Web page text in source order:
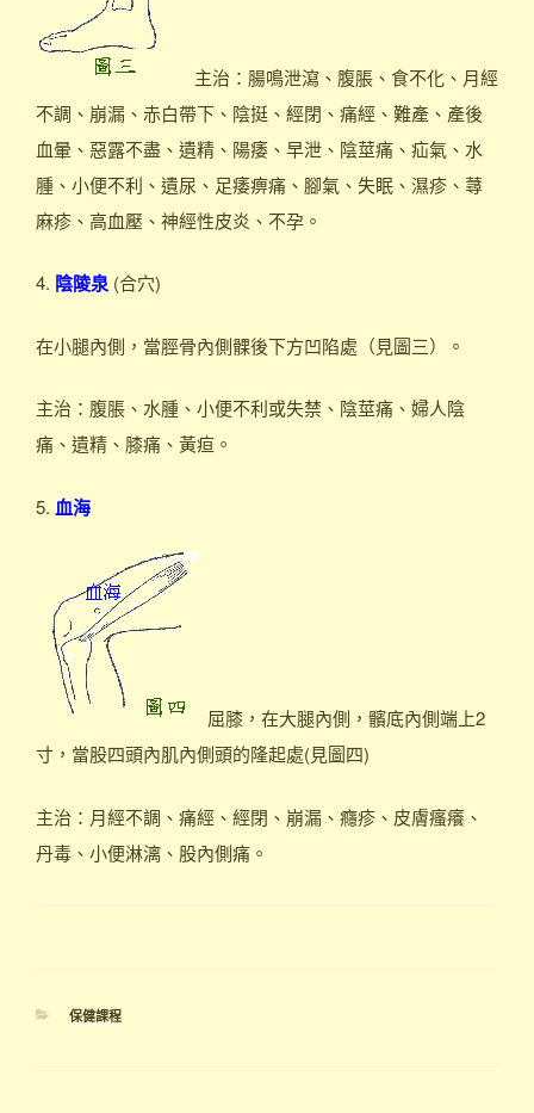
主治：腸鳴泄瀉、腹脹、食不化、月經
不調、崩漏、赤白帶下、陰挺、經閉、痛經、難產、產後
血暈、惡露不盡、遺精、陽痿、早泄、陰莖痛、疝氣、水
腫、小便不利、遺尿、足痿痹痛、腳氣、失眠、濕疹、蕁
麻疹、高血壓、神經性皮炎、不孕。
4. 陰陵泉 (合穴)
在小腿內側，當脛骨內側髁後下方凹陷處（見圖三）。
主治：腹脹、水腫、小便不利或失禁、陰莖痛、婦人陰
痛、遺精、膝痛、黃疸。
5. 血海
屈膝，在大腿內側，髕底內側端上2
寸，當股四頭內肌內側頭的隆起處(見圖四)
主治：月經不調、痛經、經閉、崩漏、癮疹、皮膚瘙癢、
丹毒、小便淋漓、股內側痛。
分
保健課程